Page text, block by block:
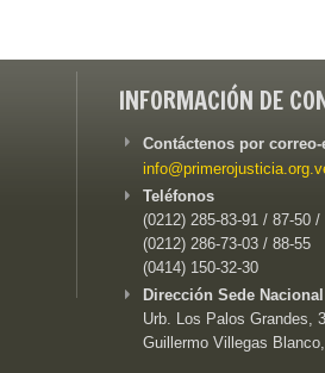
INFORMACIÓN DE
Contáctenos por
Teléfonos
(0212) 285-83-91 / 87-50 /
(0212) 286-73-03 / 88-55
(0414) 150-32-30
Dirección Sede
Urb. Los Palos Grandes,
Guillermo Villegas